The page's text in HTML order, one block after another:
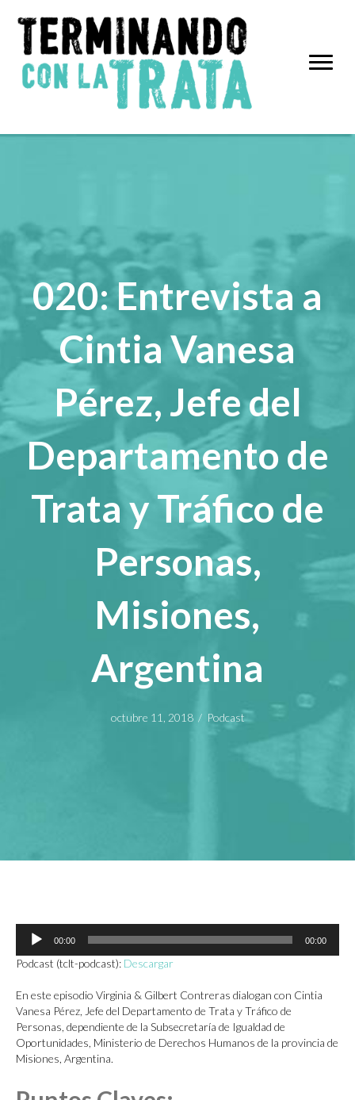
020: Entrevista a
Cintia Vanesa
Pérez, Jefe del
Departamento de
Trata y Tráfico de
Personas,
Misiones,
Argentina
octubre 11, 2018 / Podcast
Reproductor
audio
00:00 00:00
Podcast (tclt-podcast): Descargar
En este episodio Virginia & Gilbert Contreras dialogan con Cintia
Vanesa Pérez, Jefe del Departamento de Trata y Tráfico de
Personas, dependiente de la Subsecretaría de Igualdad de
Oportunidades, Ministerio de Derechos Humanos de la provincia de
Misiones, Argentina.